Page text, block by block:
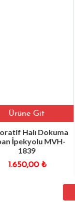
Git
Dokuma
MVH-
₺